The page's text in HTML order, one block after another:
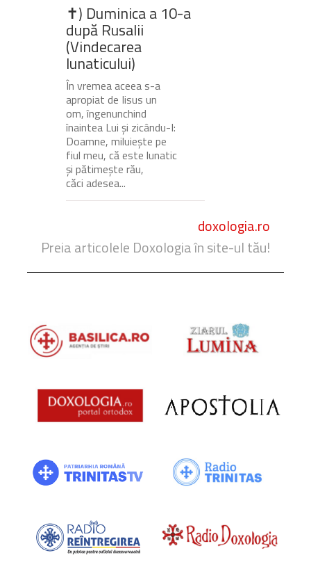
✝) Duminica a 10-a
după Rusalii
(Vindecarea
lunaticului)
În vremea aceea s-a
apropiat de Iisus un
om, îngenunchind
înaintea Lui și zicându-I:
Doamne, miluiește pe
fiul meu, că este lunatic
și pătimește rău,
căci adesea...
doxologia.ro
Preia articolele Doxologia în site-ul tău!